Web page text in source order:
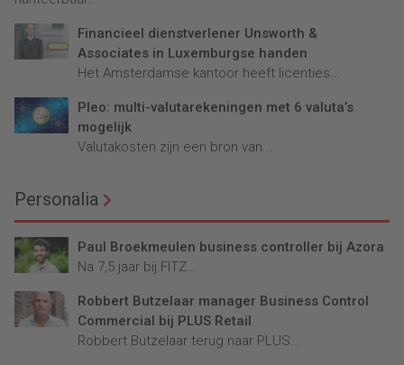
Financieel dienstverlener Unsworth &
Associates in Luxemburgse handen
Het Amsterdamse kantoor heeft licenties...
Pleo: multi-valutarekeningen met 6 valuta’s
mogelijk
Valutakosten zijn een bron van...
Personalia
Paul Broekmeulen business controller bij Azora
Na 7,5 jaar bij FITZ...
Robbert Butzelaar manager Business Control
Commercial bij PLUS Retail
Robbert Butzelaar terug naar PLUS...